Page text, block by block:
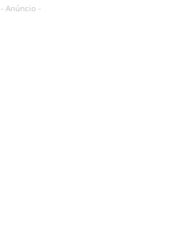
- Anúncio -